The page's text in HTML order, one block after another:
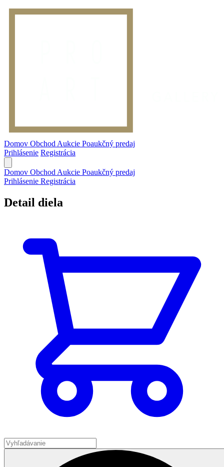
Domov Obchod Aukcie Poaukčný predaj
Prihlásenie Registrácia
Domov Obchod Aukcie Poaukčný predaj
Prihlásenie Registrácia
Detail diela